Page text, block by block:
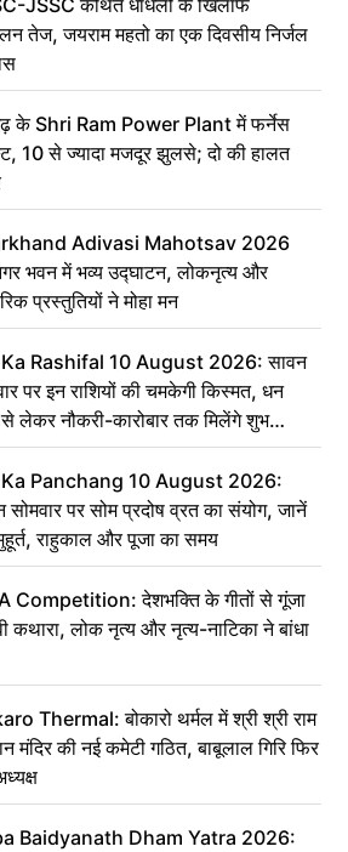
तेज, जयराम महतो का एक दिवसीय निर्जल
के Shri Ram Power Plant में फर्नेस
10 से ज्यादा मजदूर झुलसे; दो की हालत
Adivasi Mahotsav 2026
भवन में भव्य उद्घाटन, लोकनृत्य और
प्रस्तुतियों ने मोहा मन
Rashifal 10 August 2026: सावन
पर इन राशियों की चमकेगी किस्मत, धन
लेकर नौकरी-कारोबार तक मिलेंगे शुभ
Panchang 10 August 2026:
सोमवार पर सोम प्रदोष व्रत का संयोग, जानें
राहुकाल और पूजा का समय
Competition: देशभक्ति के गीतों से गूंजा
कथारा, लोक नृत्य और नृत्य-नाटिका ने बांधा
Thermal: बोकारो थर्मल में श्री श्री राम
मंदिर की नई कमेटी गठित, बाबूलाल गिरि फिर
Baidyanath Dham Yatra 2026: